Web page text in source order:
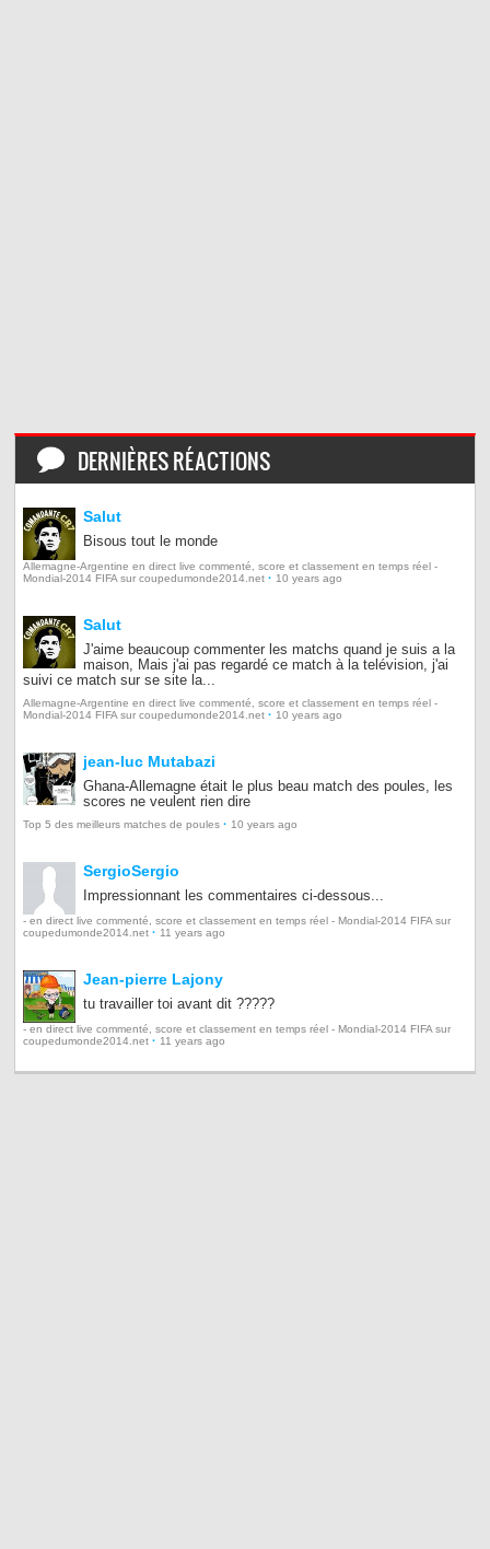
DERNIÈRES RÉACTIONS
Salut
Bisous tout le monde
Allemagne-Argentine en direct live commenté, score et classement en temps réel -
Mondial-2014 FIFA sur coupedumonde2014.net · 10 years ago
Salut
J'aime beaucoup commenter les matchs quand je suis a la
maison, Mais j'ai pas regardé ce match à la telévision, j'ai
suivi ce match sur se site la...
Allemagne-Argentine en direct live commenté, score et classement en temps réel -
Mondial-2014 FIFA sur coupedumonde2014.net · 10 years ago
jean-luc Mutabazi
Ghana-Allemagne était le plus beau match des poules, les
scores ne veulent rien dire
Top 5 des meilleurs matches de poules · 10 years ago
SergioSergio
Impressionnant les commentaires ci-dessous...
- en direct live commenté, score et classement en temps réel - Mondial-2014 FIFA sur
coupedumonde2014.net · 11 years ago
Jean-pierre Lajony
tu travailler toi avant dit ?????
- en direct live commenté, score et classement en temps réel - Mondial-2014 FIFA sur
coupedumonde2014.net · 11 years ago